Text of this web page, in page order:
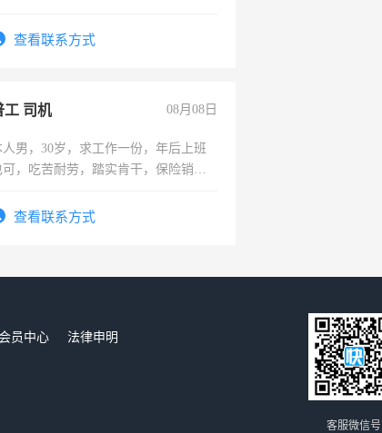
查看联系方式
工 司机 08月08日
人男，30岁，求工作一份，年后上班
可，吃苦耐劳，踏实肯干，保险销售
查看联系方式
员中心
法律申明
客服微信号